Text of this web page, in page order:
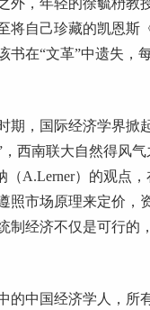
将自己珍藏的凯恩斯
书在“文革”中遗失，
期，国际经济学界掀
西南联大自然得风
（A.Lerner）的观点
照市场原理来定价，
制经济不仅是可行的
的中国经济学人，所